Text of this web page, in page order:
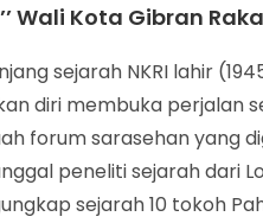
Wali Kota Gibran
sejarah NKRI lahir
diri membuka perjalan
forum sarasehan yang
peneliti sejarah dari
sejarah 10 tokoh